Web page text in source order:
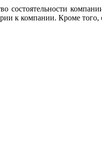
состоятельности
к компании. Кроме